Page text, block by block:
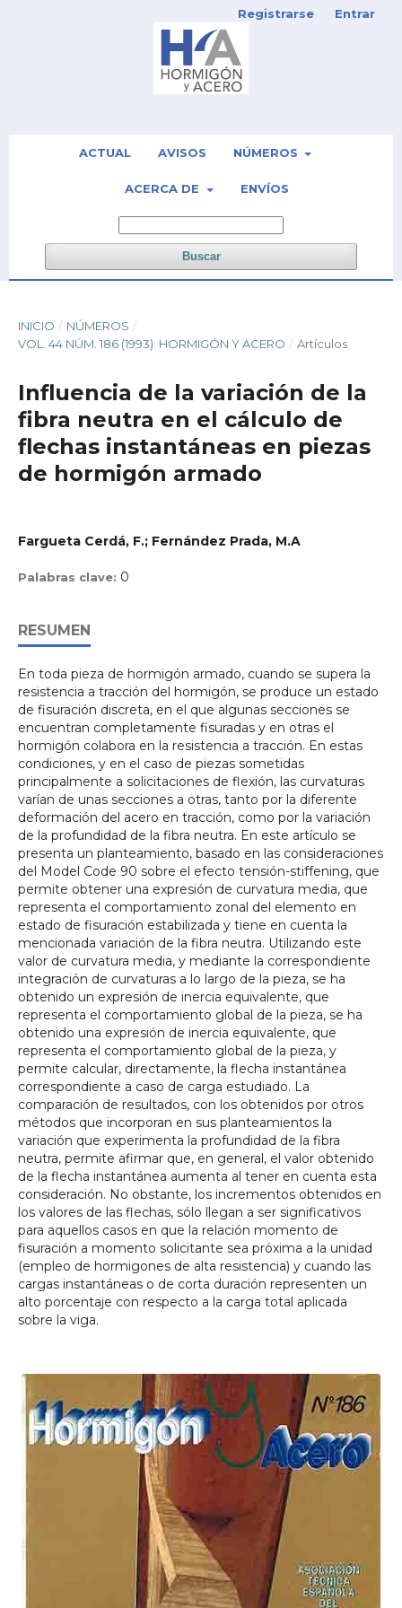
ACTUAL AVISOS NÚMEROS
ACERCA DE ENVÍOS
Buscar
Registrarse Entrar
INICIO / NÚMEROS /
VOL. 44 NÚM. 186 (1993): HORMIGÓN Y ACERO / Artículos
Influencia de la variación de la
fibra neutra en el cálculo de
flechas instantáneas en piezas
de hormigón armado
Fargueta Cerdá, F.; Fernández Prada, M.A
Palabras clave: 0
RESUMEN
En toda pieza de hormigón armado, cuando se supera la
resistencia a tracción del hormigón, se produce un estado
de fisuración discreta, en el que algunas secciones se
encuentran completamente fisuradas y en otras el
hormigón colabora en la resistencia a tracción. En estas
condiciones, y en el caso de piezas sometidas
principalmente a solicitaciones de flexión, las curvaturas
varían de unas secciones a otras, tanto por la diferente
deformación del acero en tracción, como por la variación
de la profundidad de la fibra neutra. En este artículo se
presenta un planteamiento, basado en las consideraciones
del Model Code 90 sobre el efecto tensión-stiffening, que
permite obtener una expresión de curvatura media, que
representa el comportamiento zonal del elemento en
estado de fisuración estabilizada y tiene en cuenta la
mencionada variación de la fibra neutra. Utilizando este
valor de curvatura media, y mediante la correspondiente
integración de curvaturas a lo largo de la pieza, se ha
obtenido un expresión de inercia equivalente, que
representa el comportamiento global de la pieza, se ha
obtenido una expresión de inercia equivalente, que
representa el comportamiento global de la pieza, y
permite calcular, directamente, la flecha instantánea
correspondiente a caso de carga estudiado. La
comparación de resultados, con los obtenidos por otros
métodos que incorporan en sus planteamientos la
variación que experimenta la profundidad de la fibra
neutra, permite afirmar que, en general, el valor obtenido
de la flecha instantánea aumenta al tener en cuenta esta
consideración. No obstante, los incrementos obtenidos en
los valores de las flechas, sólo llegan a ser significativos
para aquellos casos en que la relación momento de
fisuración a momento solicitante sea próxima a la unidad
(empleo de hormigones de alta resistencia) y cuando las
cargas instantáneas o de corta duración representen un
alto porcentaje con respecto a la carga total aplicada
sobre la viga.